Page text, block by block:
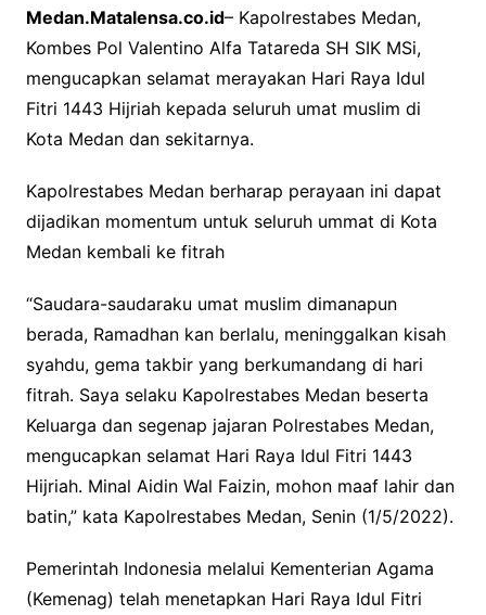
c
e
b
o
o
k
i
t
t
e
r
a
t
s
A
p
p
Medan.Matalensa.co.id– Kapolrestabes Medan,
Kombes Pol Valentino Alfa Tatareda SH SIK MSi,
mengucapkan selamat merayakan Hari Raya Idul
Fitri 1443 Hijriah kepada seluruh umat muslim di
Kota Medan dan sekitarnya.
Kapolrestabes Medan berharap perayaan ini dapat
dijadikan momentum untuk seluruh ummat di Kota
Medan kembali ke fitrah
“Saudara-saudaraku umat muslim dimanapun
berada, Ramadhan kan berlalu, meninggalkan kisah
syahdu, gema takbir yang berkumandang di hari
fitrah. Saya selaku Kapolrestabes Medan beserta
Keluarga dan segenap jajaran Polrestabes Medan,
mengucapkan selamat Hari Raya Idul Fitri 1443
Hijriah. Minal Aidin Wal Faizin, mohon maaf lahir dan
batin,” kata Kapolrestabes Medan, Senin (1/5/2022).
Pemerintah Indonesia melalui Kementerian Agama
(Kemenag) telah menetapkan Hari Raya Idul Fitri